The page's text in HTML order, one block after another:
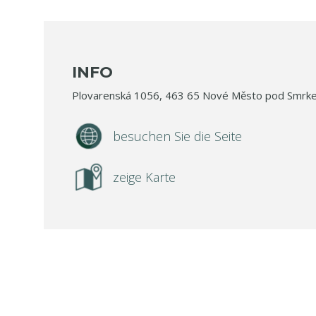
INFO
Plovarenská 1056, 463 65 Nové Město pod
besuchen Sie die Seite
zeige Karte